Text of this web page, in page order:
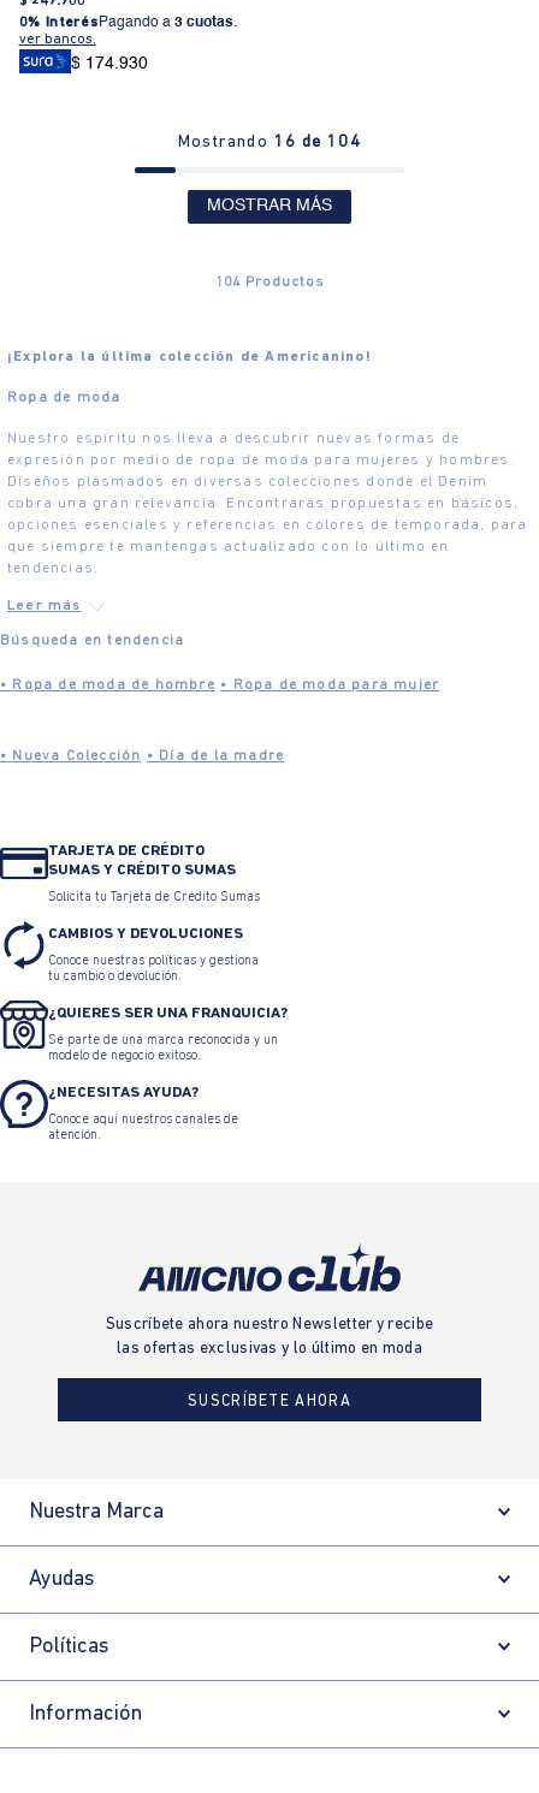
0% Interés Pagando a 3 cuotas.
ver bancos.
$ 174.930
Mostrando 16 de 104
MOSTRAR MÁS
104 Productos
¡Explora la última colección de Americanino!
Ropa de moda
Nuestro espíritu nos lleva a descubrir nuevas formas de
expresión por medio de ropa de moda para mujeres y hombres.
Diseños plasmados en diversas colecciones donde el Denim
cobra una gran relevancia. Encontrarás propuestas en básicos,
opciones esenciales y referencias en colores de temporada, para
que siempre te mantengas actualizado con lo último en
tendencias.
Búsqueda en tendencia
• Ropa de moda de hombre • Ropa de moda para mujer
• Nueva Colección • Día de la madre
TARJETA DE CRÉDITO
SUMAS Y CRÉDITO SUMAS
Solicita tu Tarjeta de Crédito Sumas
CAMBIOS Y DEVOLUCIONES
Conoce nuestras políticas y gestiona
tu cambio o devolución.
¿QUIERES SER UNA FRANQUICIA?
Sé parte de una marca reconocida y un
modelo de negocio exitoso.
¿NECESITAS AYUDA?
Conoce aquí nuestros canales de
atención.
Suscríbete ahora nuestro Newsletter y recibe
las ofertas exclusivas y lo último en moda
SUSCRÍBETE AHORA
Nuestra Marca
Ayudas
Políticas
Información